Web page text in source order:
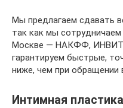
Мы предлагаем сдавать
так как мы
Москве — НАКФФ,
гарантируем быстрые,
ниже, чем при обращении
Интимная